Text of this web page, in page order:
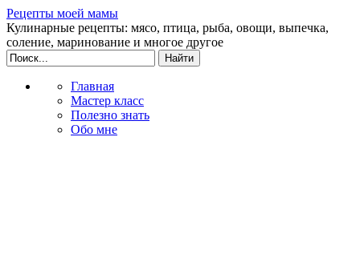
Рецепты моей мамы
Кулинарные рецепты: мясо, птица, рыба, овощи, выпечка,
соление, маринование и многое другое
Главная
Мастер класс
Полезно знать
Обо мне